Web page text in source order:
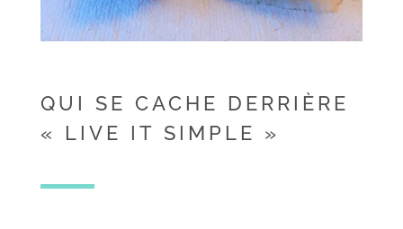
QUI SE CACHE DERRIÈRE
« LIVE IT SIMPLE »